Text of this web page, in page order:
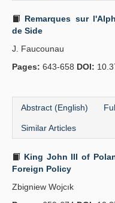
Remarques sur
de Side
J. Faucounau
Pages: 643-658 DOI:
Abstract (English)
Similar Articles
King John III of
Foreign Policy
Zbigniew Wojcık